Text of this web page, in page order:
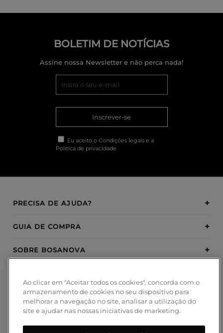
BOLETIM DE NOTÍCIAS
Assine nossa Newsletter e não perca nada!
Inscrever-se
Eu aceito o Condições legais e a
Política de privacidade
PRECISA DE AJUDA?
GUIA DE COMPRA
SOBRE BOSANOVA
MÉTODOS DE PAGAMENTO
Ao clicar em "Aceitar todos os cookies", concorda com o
armazenamento de cookies no seu dispositivo para
melhorar a navegação no site, analisar a utilização do
site e ajudar nas nossas iniciativas de marketing.